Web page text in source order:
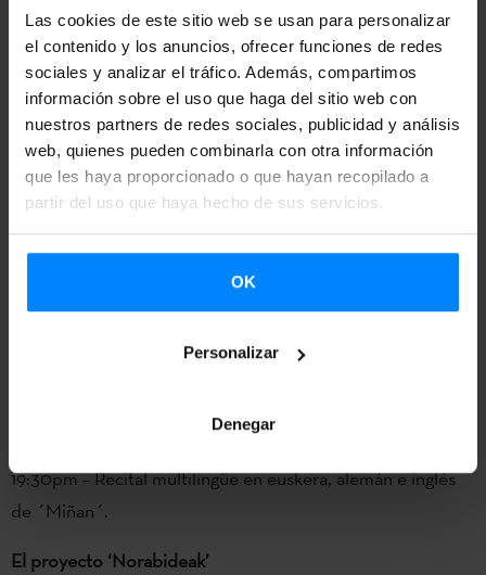
Las cookies de este sitio web se usan para personalizar
el contenido y los anuncios, ofrecer funciones de redes
sociales y analizar el tráfico. Además, compartimos
información sobre el uso que haga del sitio web con
nuestros partners de redes sociales, publicidad y análisis
web, quienes pueden combinarla con otra información
que les haya proporcionado o que hayan recopilado a
partir del uso que haya hecho de sus servicios.
OK
Personalizar
Denegar
quienes se han arriesgado a cruzar el mar
Mediterráneo.
‘In our own words’, libro en el que se recogen las
vivencias y tesis de las mujeres refugiadas en
Alemania.
El documental ‘Nine days on the roof’ (Denise Garcia
Bergt, 2014). La película narra el proceso de
18:00pm – Mesa redonda: Amets Arzallus (‘Miñan’),
19:30pm – Recital multilingüe en euskera, alemán e inglés
de ´Miñan´.
El proyecto ‘Norabideak’